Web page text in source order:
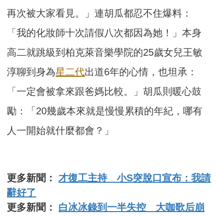
再次被大家看見。」連胡瓜都忍不住爆料：
「我的化妝師十次請假八次都因為她！」本身
高二就跳級到柏克萊音樂學院的25歲女兒王敏
淳聊到身為星二代出道6年的心情，也坦承：
「一定會被拿來跟爸媽比較。」胡瓜則暖心鼓
勵：「20幾歲本來就是慢慢累積的年紀，哪有
人一開始就什麼都會？」
更多新聞： 才復工主持 小S突脫口宣布：我請
辭好了
更多新聞： 白冰冰錄到一半失控 大咖歌后崩